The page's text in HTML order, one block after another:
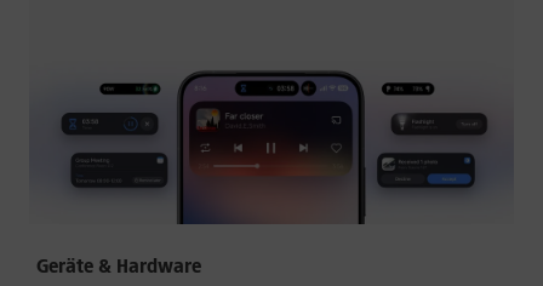
Geräte & Hardware